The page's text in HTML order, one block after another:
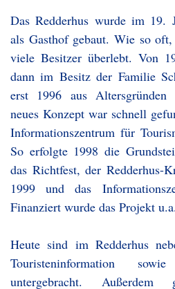
Das Redderhus wurde im 19.
als Gasthof gebaut. Wie so
viele Besitzer überlebt. Von
dann im Besitz der Familie
erst 1996 aus Altersgründen
neues Konzept war schnell
Informationszentrum für
So erfolgte 1998 die
das Richtfest, der Redderhus-
1999 und das
Finanziert wurde das Projekt
Heute sind im Redderhus
Touristeninformation
untergebracht.